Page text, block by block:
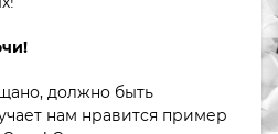
должно быть
нам нравится пример